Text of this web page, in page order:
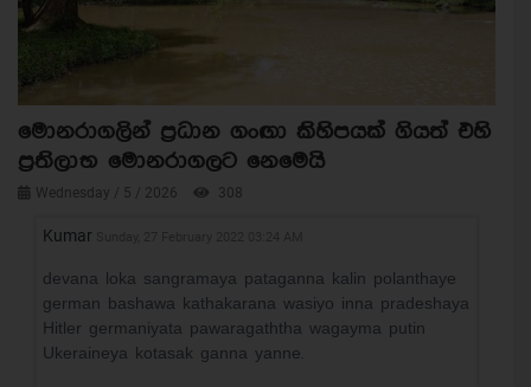
මොනරාගලින් ප්‍රධාන ගංඟා කිහිපයක් ගියත් එහි
ප්‍රතිලාභ මොනරාගලට නෙමෙයි
Wednesday / 5 / 2026 308
Kumar
devana loka sangramaya pataganna kalin polanthaye
german bashawa kathakarana wasiyo inna pradeshaya
Hitler germaniyata pawaragaththa wagayma putin
Ukeraineya kotasak ganna yanne.